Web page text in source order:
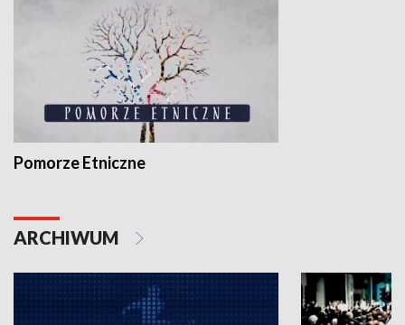
Pomorze Etniczne
ARCHIWUM